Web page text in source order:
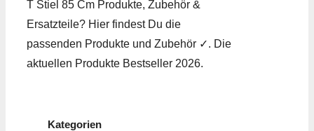
T Stiel 85 Cm Produkte, Zubehör &
Ersatzteile? Hier findest Du die
passenden Produkte und Zubehör ✓. Die
aktuellen Produkte Bestseller 2026.
Kategorien